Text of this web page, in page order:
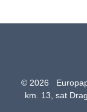
© 2026
km. 13, sat